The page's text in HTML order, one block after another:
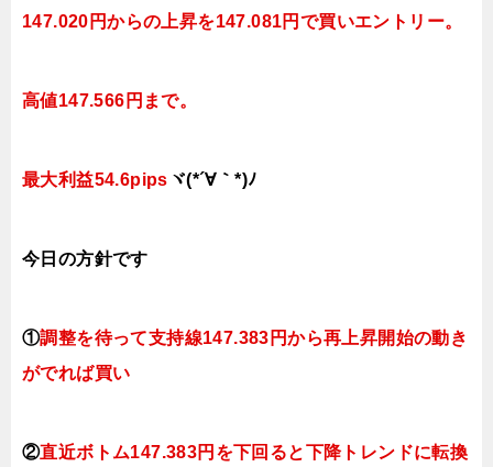
147.020円からの上昇を147.081円で買いエントリー。
高値147.566円まで。
最大利益54.6pips ヾ(*´∀｀*)ﾉ
今日の方針です
①調整を待って支持線147.383円から再上昇開始の動き
がでれば買い
②直近ボトム147.383円を下回ると下降トレンドに転換